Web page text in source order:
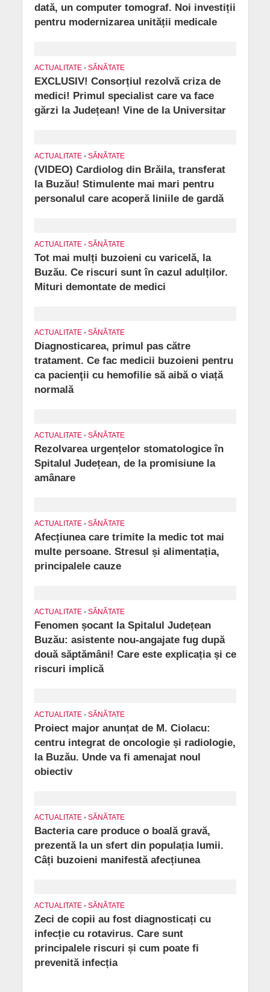
dată, un computer tomograf. Noi investiții
pentru modernizarea unității medicale
ACTUALITATE • SĂNĂTATE
EXCLUSIV! Consorțiul rezolvă criza de
medici! Primul specialist care va face
gărzi la Județean! Vine de la Universitar
ACTUALITATE • SĂNĂTATE
(VIDEO) Cardiolog din Brăila, transferat
la Buzău! Stimulente mai mari pentru
personalul care acoperă liniile de gardă
ACTUALITATE • SĂNĂTATE
Tot mai mulți buzoieni cu varicelă, la
Buzău. Ce riscuri sunt în cazul adulților.
Mituri demontate de medici
ACTUALITATE • SĂNĂTATE
Diagnosticarea, primul pas către
tratament. Ce fac medicii buzoieni pentru
ca pacienţii cu hemofilie să aibă o viață
normală
ACTUALITATE • SĂNĂTATE
Rezolvarea urgențelor stomatologice în
Spitalul Județean, de la promisiune la
amânare
ACTUALITATE • SĂNĂTATE
Afecțiunea care trimite la medic tot mai
multe persoane. Stresul și alimentația,
principalele cauze
ACTUALITATE • SĂNĂTATE
Fenomen șocant la Spitalul Județean
Buzău: asistente nou-angajate fug după
două săptămâni! Care este explicația și ce
riscuri implică
ACTUALITATE • SĂNĂTATE
Proiect major anunțat de M. Ciolacu:
centru integrat de oncologie și radiologie,
la Buzău. Unde va fi amenajat noul
obiectiv
ACTUALITATE • SĂNĂTATE
Bacteria care produce o boală gravă,
prezentă la un sfert din populația lumii.
Câți buzoieni manifestă afecțiunea
ACTUALITATE • SĂNĂTATE
Zeci de copii au fost diagnosticați cu
infecție cu rotavirus. Care sunt
principalele riscuri și cum poate fi
prevenită infecția